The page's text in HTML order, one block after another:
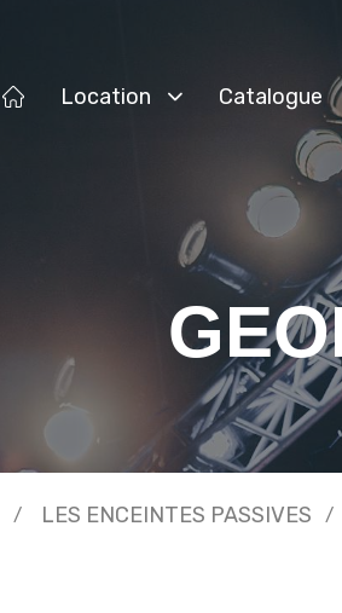
Location Catalogue
LES ENCEINTES PASSIVES